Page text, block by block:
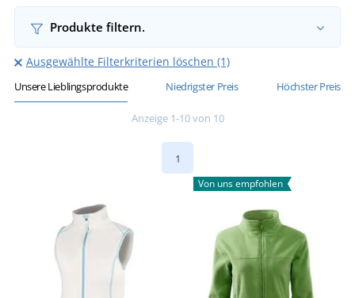
Produkte filtern.
Ausgewählte Filterkriterien löschen (1)
Unsere Lieblingsprodukte Niedrigster Preis Höchster Preis
Anzeige 1-10 von 10
1
Von uns empfohlen